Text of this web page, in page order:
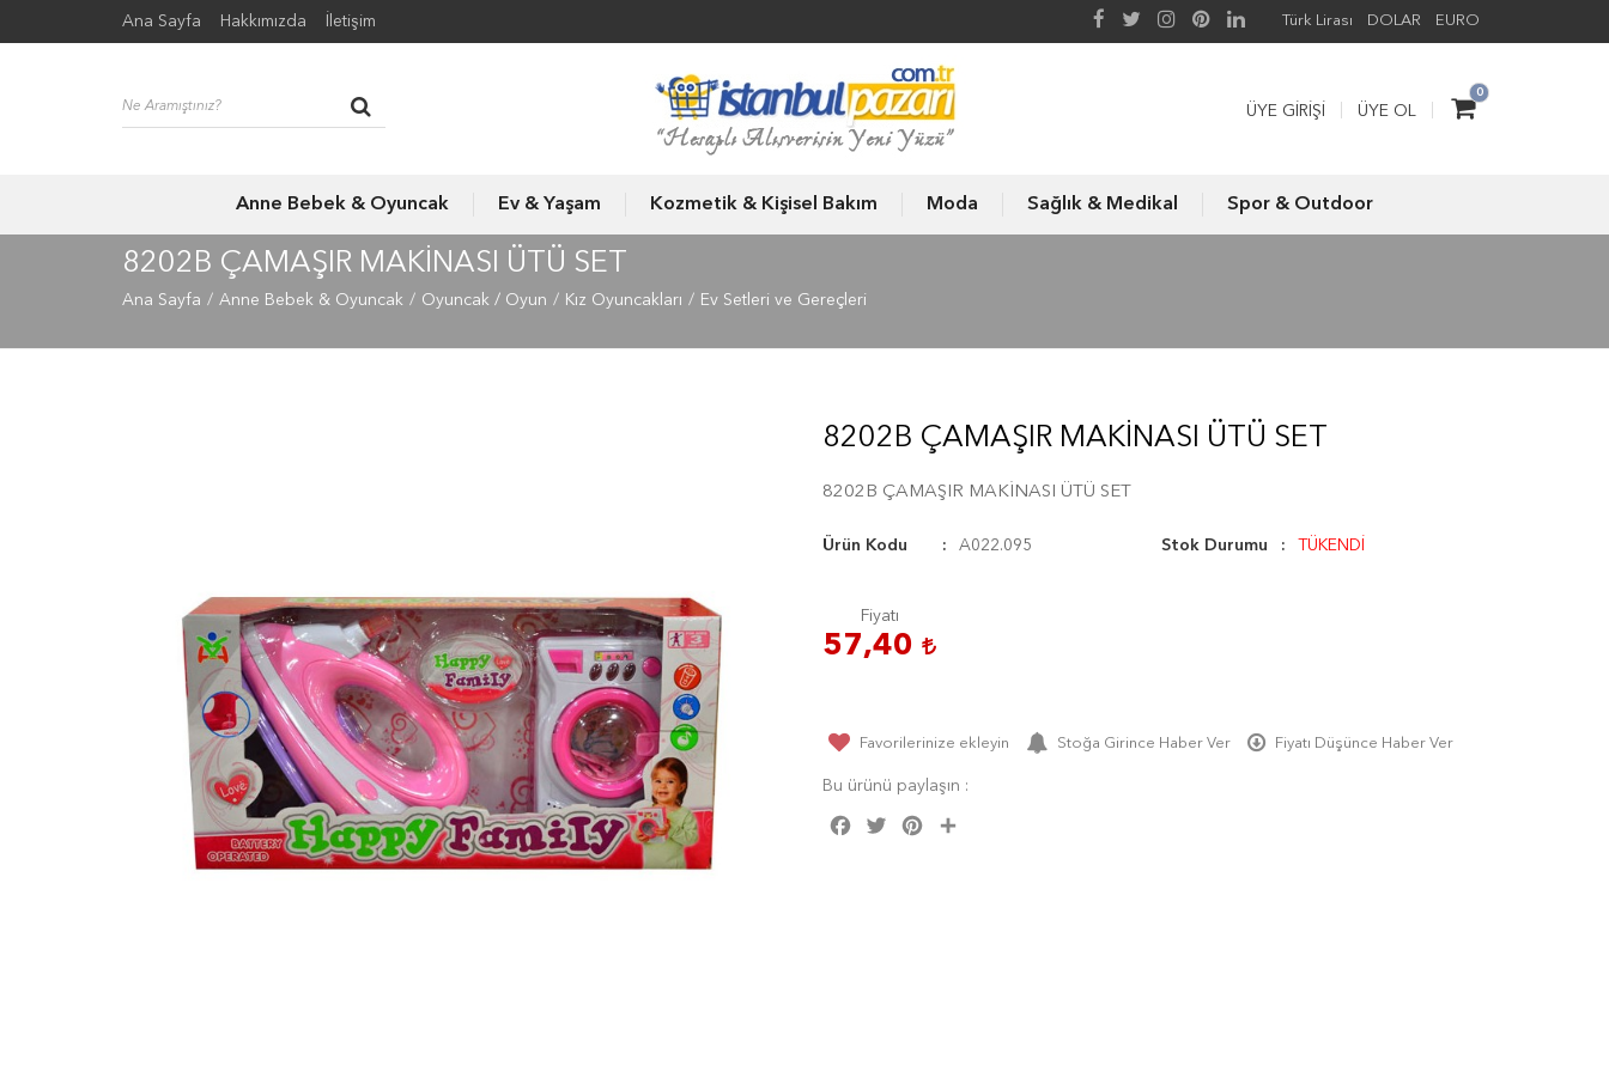
Ana Sayfa Hakkımızda İletişim Türk Lirası DOLAR EURO
0
ÜYE GIRIŞI ÜYE OL
Anne Bebek & Oyuncak Ev & Yaşam Kozmetik & Kişisel Bakım Moda Sağlık & Medikal Spor & Outdoor
8202B ÇAMAŞIR MAKİNASI ÜTÜ SET
Ana Sayfa Anne Bebek & Oyuncak Oyuncak / Oyun Kız Oyuncakları Ev Setleri ve Gereçleri
8202B ÇAMAŞIR MAKİNASI ÜTÜ SET
8202B ÇAMAŞIR MAKİNASI ÜTÜ SET
Ürün Kodu A022.095 Stok Durumu TÜKENDİ
Fiyatı
57,40
Favorilerinize ekleyin Stoğa Girince Haber Ver Fiyatı Düşünce Haber Ver
Bu ürünü paylaşın :
Facebook
Twitter Pinterest